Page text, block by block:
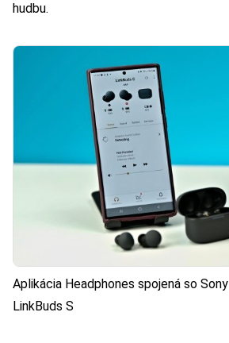
hudbu.
Aplikácia Headphones spojená so Sony
LinkBuds S